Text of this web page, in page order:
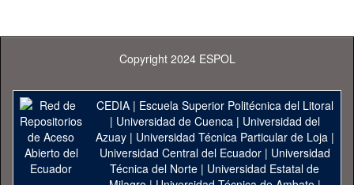
Copyright 2024 ESPOL
CEDIA| Escuela Superior Politécnica del Litoral
| Universidad de Cuenca| Universidad del
Azuay| Universidad Técnica Particular de Loja|
Universidad Central del Ecuador| Universidad
Técnica del Norte | Universidad Estatal de